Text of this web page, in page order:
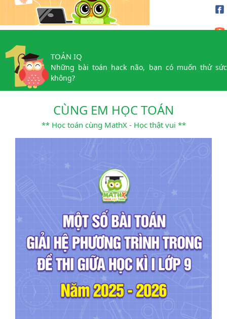
TOÁN IQ
Những bài toán hack não, bạn có muốn thử sức
không?
CÙNG EM HỌC TOÁN
** Học toán cùng MathX - Học thật vui **